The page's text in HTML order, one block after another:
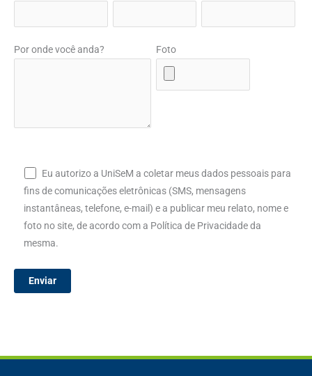
Por onde você anda? Foto
Eu autorizo a UniSeM a coletar meus dados pessoais para
fins de comunicações eletrônicas (SMS, mensagens
instantâneas, telefone, e-mail) e a publicar meu relato, nome e
foto no site, de acordo com a Política de Privacidade da
mesma.